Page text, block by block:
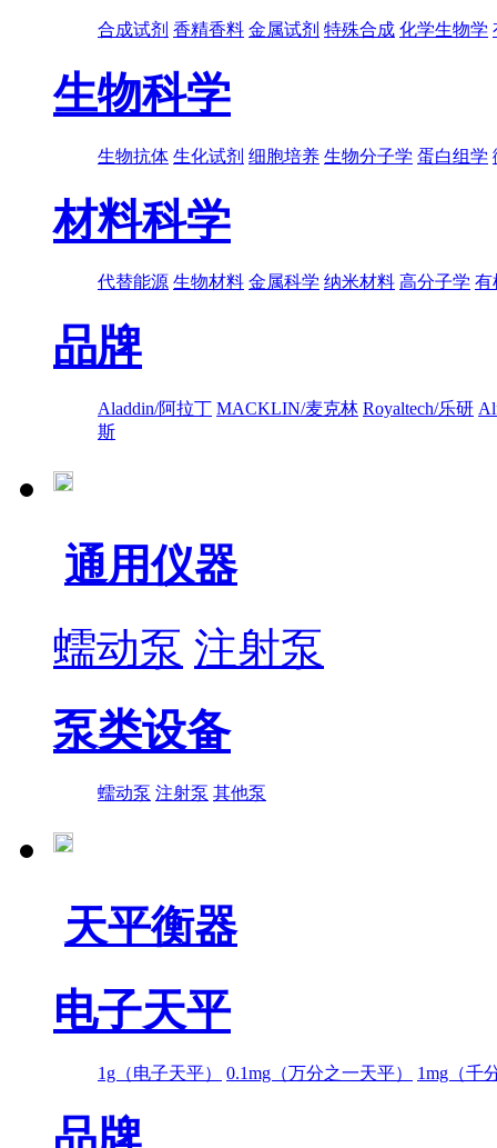
合成试剂 香精香料 金属试剂 特殊合成 化学生物学
生物科学
生物抗体 生化试剂 细胞培养 生物分子学 蛋白组学
材料科学
代替能源 生物材料 金属科学 纳米材料 高分子学 有
品牌
Aladdin/阿拉丁 MACKLIN/麦克林 Royaltech/乐研
斯
通用仪器
蠕动泵 注射泵
泵类设备
蠕动泵 注射泵 其他泵
天平衡器
电子天平
1g（电子天平） 0.1mg（万分之一天平） 1mg（千
品牌